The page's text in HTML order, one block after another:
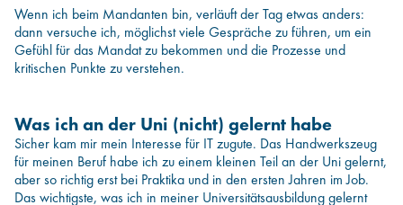
Wenn ich beim Mandanten bin, verläuft der Tag etwas anders:
dann versuche ich, möglichst viele Gespräche zu führen, um ein
Gefühl für das Mandat zu bekommen und die Prozesse und
kritischen Punkte zu verstehen.
Was ich an der Uni (nicht) gelernt habe
Sicher kam mir mein Interesse für IT zugute. Das Handwerkszeug
für meinen Beruf habe ich zu einem kleinen Teil an der Uni gelernt,
aber so richtig erst bei Praktika und in den ersten Jahren im Job.
Das wichtigste, was ich in meiner Universitätsausbildung gelernt